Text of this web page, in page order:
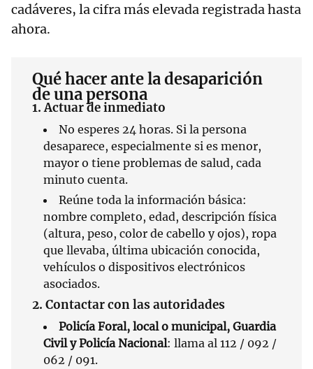
cadáveres, la cifra más elevada registrada hasta
ahora.
Qué hacer ante la desaparición
de una persona
1. Actuar de inmediato
No esperes 24 horas. Si la persona
desaparece, especialmente si es menor,
mayor o tiene problemas de salud, cada
minuto cuenta.
Reúne toda la información básica:
nombre completo, edad, descripción física
(altura, peso, color de cabello y ojos), ropa
que llevaba, última ubicación conocida,
vehículos o dispositivos electrónicos
asociados.
2. Contactar con las autoridades
Policía Foral, local o municipal, Guardia
Civil y Policía Nacional: llama al 112 / 092 /
062 / 091.